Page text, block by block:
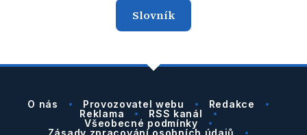
Slovník
O nás Provozovatel webu
Redakce
Reklama
RSS kanál
Všeobecné podmínky